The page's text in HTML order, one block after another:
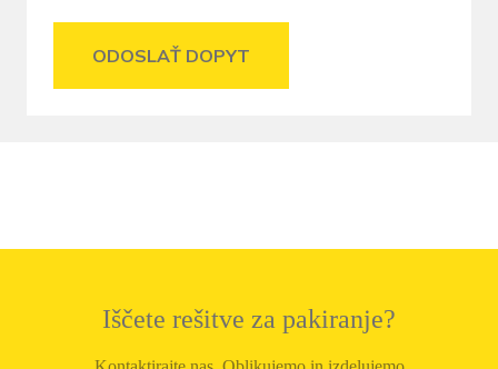
ODOSLAŤ DOPYT
Iščete rešitve za pakiranje?